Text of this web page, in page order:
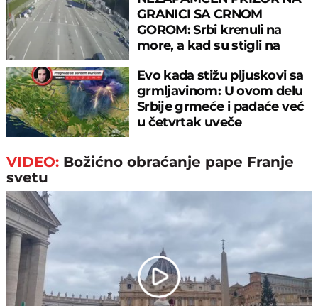
GRANICI SA CRNOM
GOROM: Srbi krenuli na
more, a kad su stigli na
Evo kada stižu pljuskovi sa
grmljavinom: U ovom delu
Srbije grmeće i padaće već
u četvrtak uveče
VIDEO: Božićno obraćanje pape Franje
svetu
Play